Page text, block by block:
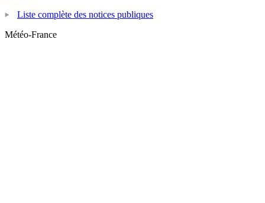
Liste complète des notices publiques
Météo-France